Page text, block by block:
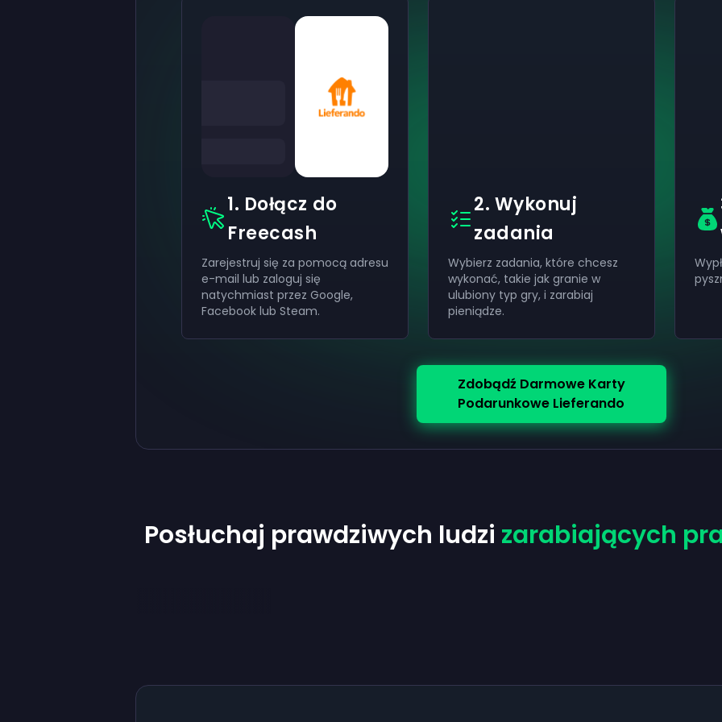
1. Dołącz do
Freecash
Zarejestruj się za pomocą adresu
e-mail lub zaloguj się
natychmiast przez Google,
Facebook lub Steam.
2. Wykonuj
zadania
Wybierz zadania, które chcesz
wykonać, takie jak granie w
ulubiony typ gry, i zarabiaj
pieniądze.
Zdobądź Darmowe Karty
Podarunkowe Lieferando
Posłuchaj prawdziwych ludzi zarabiających